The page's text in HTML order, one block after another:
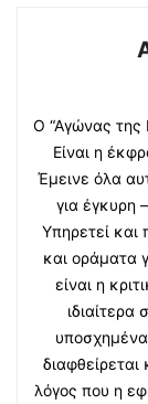
Ο “Αγώνας της
Είναι η
Έμεινε όλα
για έγκυρη
Υπηρετεί και
και οράματα
είναι η
διαφθείρεται
λόγος που η